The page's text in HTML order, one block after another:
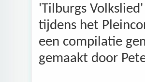
'Tilburgs
tijdens het
een compilatie
gemaakt door